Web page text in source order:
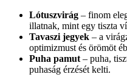
Lótuszvirág – finom
illatnak, mint egy tiszta
Tavaszi jegyek – a
optimizmust és örömöt
Puha pamut – puha,
puhaság érzését kelti.